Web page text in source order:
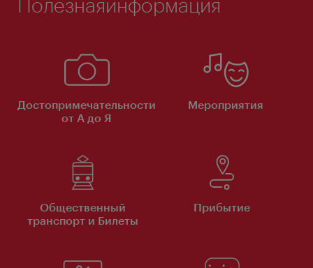
Полезнаяинформация
Достопримечательности
от А до Я
Мероприятия
Общественный
транспорт и Билеты
Прибытие